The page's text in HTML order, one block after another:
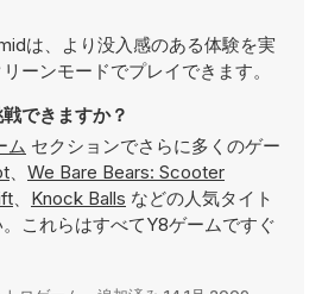
は、より没入感のある体験を実
ーンモードでプレイできます。
できますか？
ム セクションでさらに多くのゲー
、 We Bare Bears: Scooter
、 Knock Balls などの人気タイト
これらはすべてY8ゲームですぐ